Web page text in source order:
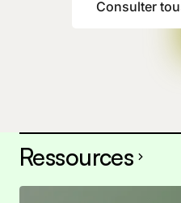
Consulter
Ressources